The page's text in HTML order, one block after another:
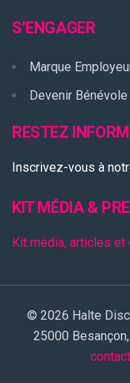
S’ENGAGER
Marque
Devenir Bénévole
RESTEZ
Inscrivez-vous à
KIT MÉDIA &
Kit média, articles
© 2026 Halte
25000